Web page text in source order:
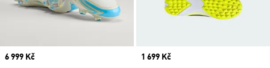
Price
6 999 Kč
Price
1 699 Kč